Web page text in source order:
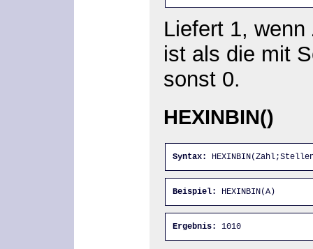
Liefert 1,
ist als die mit
sonst 0.
HEXINBIN()
Syntax:
Beispiel: HEXINBIN(A)
Ergebnis: 1010